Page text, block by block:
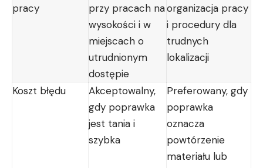
pracy
przy pracach na
wysokości i w
miejscach o
utrudnionym
dostępie
organizacja pracy
i procedury dla
trudnych
lokalizacji
Koszt błędu
Akceptowalny,
gdy poprawka
jest tania i
szybka
Preferowany, gdy
poprawka
oznacza
powtórzenie
materiału lub